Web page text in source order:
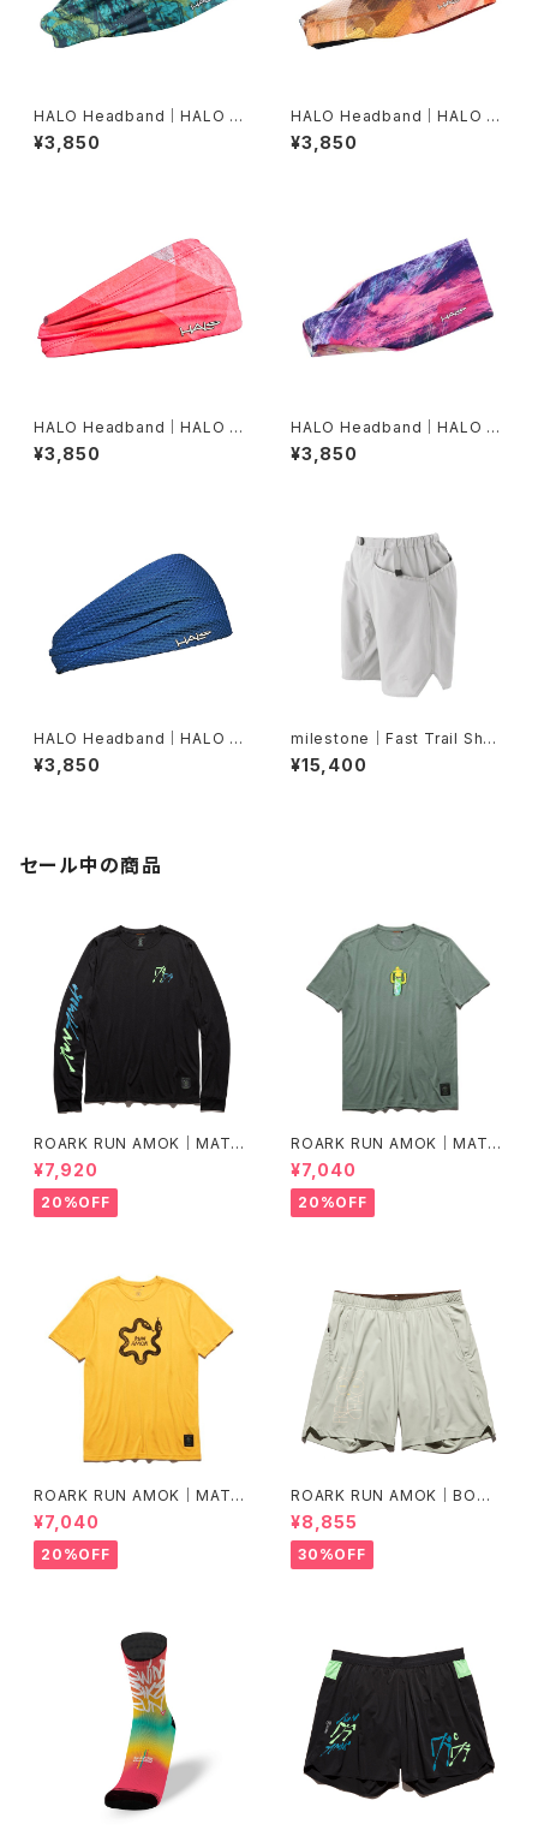
HALO Headband｜HALO バ
ンディット JP（Movas）
¥3,850
HALO Headband｜HALO バ
ンディット JP（Air modern oi
l）
¥3,850
HALO Headband｜HALO バ
ンディット JP（Vinst）
¥3,850
HALO Headband｜HALO バ
ンディット JP（dusk）
¥3,850
HALO Headband｜HALO バ
ンディット JP（Air Abyss Blu
e）
¥3,850
milestone｜Fast Trail Shor
ts（グレーシャーシルバー）
¥15,400
セール中の商品
ROARK RUN AMOK｜MATHI
S LS col.BLACK FJORD
¥7,920
20%OFF
ROARK RUN AMOK｜MATHI
S CORE SS col.FOREST
¥7,040
20%OFF
ROARK RUN AMOK｜MATHI
S CORE SS col.SUNBURST
¥7,040
20%OFF
ROARK RUN AMOK｜BOM
MER 2.0 7" Col.CHAPARRA
L
¥8,855
30%OFF